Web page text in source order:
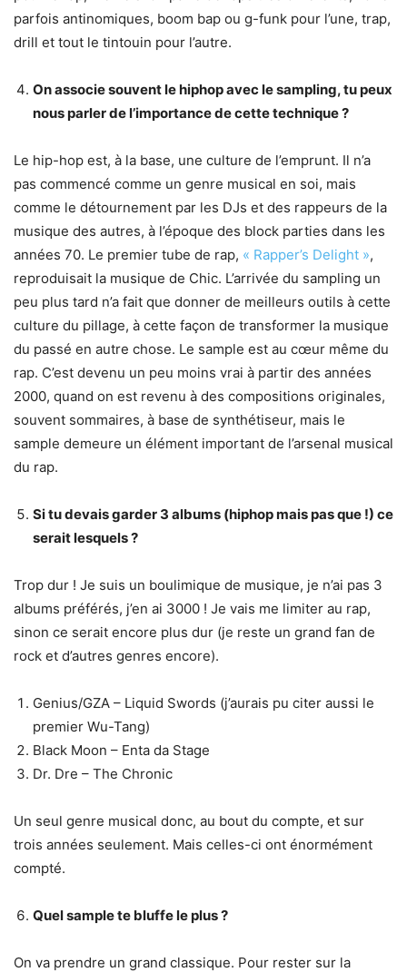
parfois antinomiques, boom bap ou g-funk pour l’une, trap,
drill et tout le tintouin pour l’autre.
On associe souvent le hiphop avec le sampling, tu peux
nous parler de l’importance de cette technique ?
Le hip-hop est, à la base, une culture de l’emprunt. Il n’a
pas commencé comme un genre musical en soi, mais
comme le détournement par les DJs et des rappeurs de la
musique des autres, à l’époque des block parties dans les
années 70. Le premier tube de rap, « Rapper’s Delight »,
reproduisait la musique de Chic. L’arrivée du sampling un
peu plus tard n’a fait que donner de meilleurs outils à cette
culture du pillage, à cette façon de transformer la musique
du passé en autre chose. Le sample est au cœur même du
rap. C’est devenu un peu moins vrai à partir des années
2000, quand on est revenu à des compositions originales,
souvent sommaires, à base de synthétiseur, mais le
sample demeure un élément important de l’arsenal musical
du rap.
Si tu devais garder 3 albums (hiphop mais pas que !) ce
serait lesquels ?
Trop dur ! Je suis un boulimique de musique, je n’ai pas 3
albums préférés, j’en ai 3000 ! Je vais me limiter au rap,
sinon ce serait encore plus dur (je reste un grand fan de
rock et d’autres genres encore).
Genius/GZA – Liquid Swords (j’aurais pu citer aussi le
premier Wu-Tang)
Black Moon – Enta da Stage
Dr. Dre – The Chronic
Un seul genre musical donc, au bout du compte, et sur
trois années seulement. Mais celles-ci ont énormément
compté.
Quel sample te bluffe le plus ?
On va prendre un grand classique. Pour rester sur la